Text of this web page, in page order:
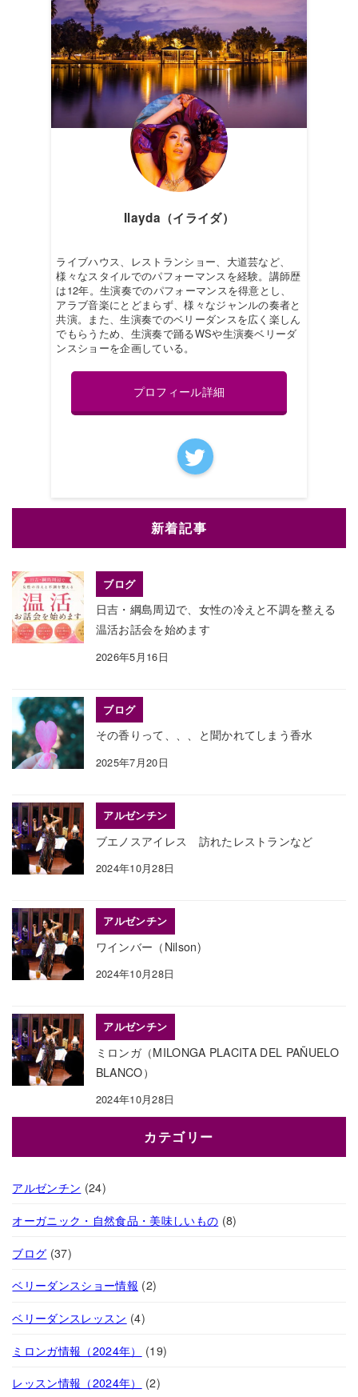
Ilayda（イライダ）
ライブハウス、レストランショー、大道芸など、
様々なスタイルでのパフォーマンスを経験。講師歴
は12年。生演奏でのパフォーマンスを得意とし、
アラブ音楽にとどまらず、様々なジャンルの奏者と
共演。また、生演奏でのベリーダンスを広く楽しん
でもらうため、生演奏で踊るWSや生演奏ベリーダ
ンスショーを企画している。
プロフィール詳細
新着記事
ブログ
日吉・綱島周辺で、女性の冷えと不調を整える
温活お話会を始めます
2026年5月16日
ブログ
その香りって、、、と聞かれてしまう香水
2025年7月20日
アルゼンチン
ブエノスアイレス 訪れたレストランなど
2024年10月28日
アルゼンチン
ワインバー（Nilson)
2024年10月28日
アルゼンチン
ミロンガ（MILONGA PLACITA DEL PAÑUELO
BLANCO）
2024年10月28日
カテゴリー
アルゼンチン (24)
オーガニック・自然食品・美味しいもの (8)
ブログ (37)
ベリーダンスショー情報 (2)
ベリーダンスレッスン (4)
ミロンガ情報（2024年） (19)
レッスン情報（2024年） (2)